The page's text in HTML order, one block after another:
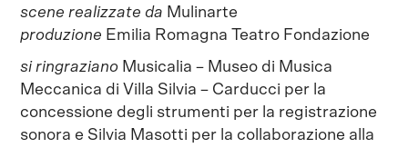
scene realizzate da Mulinarte
produzione Emilia Romagna Teatro Fondazione
si ringraziano Musicalia – Museo di Musica
Meccanica di Villa Silvia – Carducci per la
concessione degli strumenti per la registrazione
sonora e Silvia Masotti per la collaborazione alla